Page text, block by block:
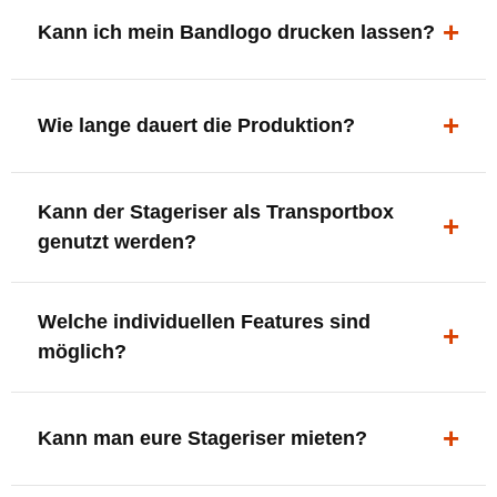
ergonomisch, sicher und gut sichtbar.
Kann ich mein Bandlogo drucken lassen?
deine Bühne, deine Marke.
Wie lange dauert die Produktion?
innerhalb Deutschlands kostenfrei.
Kann der Stageriser als Transportbox
genutzt werden?
oder Zubehör nutzen.
Welche individuellen Features sind
möglich?
XLR-Brücke / Schnittstelle
Setlist-Clip
Kann man eure Stageriser mieten?